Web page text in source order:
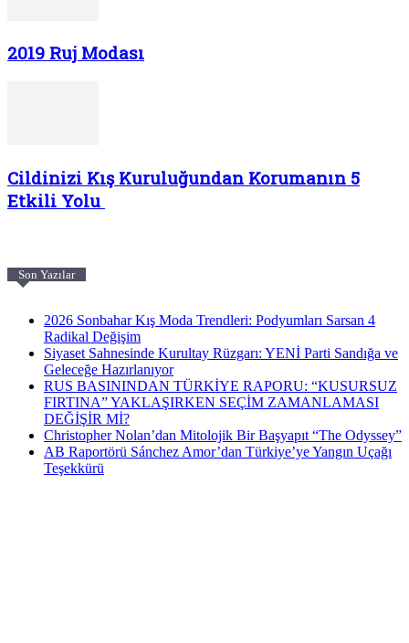
2019 Ruj Modası
Cildinizi Kış Kuruluğundan Korumanın 5
Etkili Yolu
Son Yazılar
2026 Sonbahar Kış Moda Trendleri: Podyumları Sarsan 4
Radikal Değişim
Siyaset Sahnesinde Kurultay Rüzgarı: YENİ Parti Sandığa ve
Geleceğe Hazırlanıyor
RUS BASININDAN TÜRKİYE RAPORU: “KUSURSUZ
FIRTINA” YAKLAŞIRKEN SEÇİM ZAMANLAMASI
DEĞİŞİR Mİ?
Christopher Nolan’dan Mitolojik Bir Başyapıt “The Odyssey”
AB Raportörü Sánchez Amor’dan Türkiye’ye Yangın Uçağı
Teşekkürü